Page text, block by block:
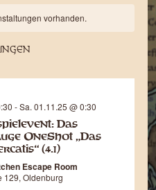
vorhanden.
-Sa. 01.11.25 @ 0:30
Das
OneShot „Das
(4.1)
Escape Room
129, Oldenburg